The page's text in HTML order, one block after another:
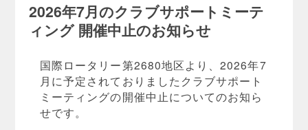
2026年7月のクラブサポートミーテ
ィング 開催中止のお知らせ
国際ロータリー第2680地区より、2026年7
月に予定されておりましたクラブサポート
ミーティングの開催中止についてのお知ら
せです。